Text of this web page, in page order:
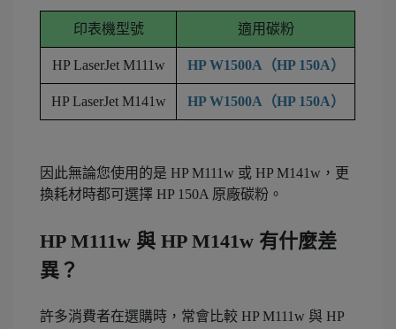
印表機型號 適用碳粉
HP LaserJet M111w HP W1500A（HP 150A）
HP LaserJet M141w HP W1500A（HP 150A）
因此無論您使用的是 HP M111w 或 HP M141w，更
換耗材時都可選擇 HP 150A 原廠碳粉。
HP M111w 與 HP M141w 有什麼差
異？
許多消費者在選購時，常會比較 HP M111w 與 HP